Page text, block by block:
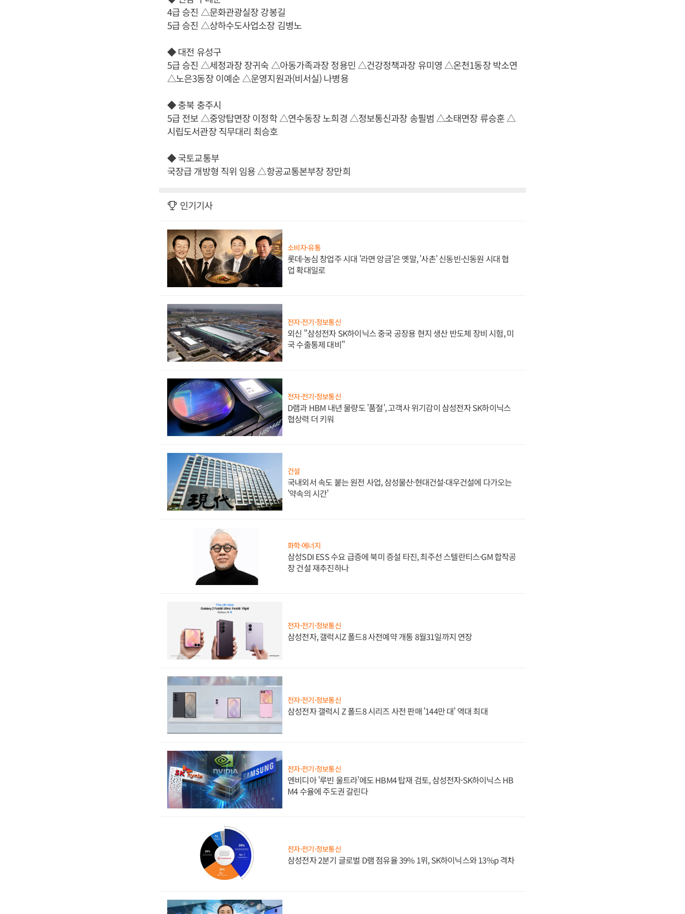
4급 승진 △문화관광실장 강봉길
5급 승진 △상하수도사업소장 김병노
◆ 대전 유성구
5급 승진 △세정과장 장귀숙 △아동가족과장 정용민 △건강정책과장 유미영 △온천1동장 박소연
△노은3동장 이예순 △운영지원과(비서실) 나병용
◆ 충북 충주시
5급 전보 △중앙탑면장 이정학 △연수동장 노희경 △정보통신과장 송필범 △소태면장 류승훈 △
시립도서관장 직무대리 최승호
◆ 국토교통부
국장급 개방형 직위 임용 △항공교통본부장 장만희
인기기사
소비자·유통
롯데·농심 창업주 시대 '라면 앙금'은 옛말, '사촌' 신동빈·신동원 시대 협
업 확대일로
전자·전기·정보통신
외신 "삼성전자 SK하이닉스 중국 공장용 현지 생산 반도체 장비 시험, 미
국 수출통제 대비"
전자·전기·정보통신
D램과 HBM 내년 물량도 '품절', 고객사 위기감이 삼성전자 SK하이닉스
협상력 더 키워
건설
국내외서 속도 붙는 원전 사업, 삼성물산·현대건설·대우건설에 다가오는
'약속의 시간'
화학·에너지
삼성SDI ESS 수요 급증에 북미 증설 타진, 최주선 스텔란티스·GM 합작공
장 건설 재추진하나
전자·전기·정보통신
삼성전자, 갤럭시Z 폴드8 사전예약 개통 8월31일까지 연장
전자·전기·정보통신
삼성전자 갤럭시 Z 폴드8 시리즈 사전 판매 '144만 대' 역대 최대
전자·전기·정보통신
엔비디아 '루빈 울트라'에도 HBM4 탑재 검토, 삼성전자·SK하이닉스 HB
M4 수율에 주도권 갈린다
전자·전기·정보통신
삼성전자 2분기 글로벌 D램 점유율 39% 1위, SK하이닉스와 13%p 격차